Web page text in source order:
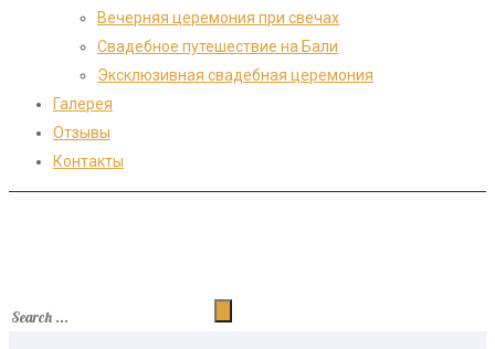
Вечерняя церемония при свечах
Свадебное путешествие на Бали
Эксклюзивная свадебная церемония
Галерея
Отзывы
Контакты